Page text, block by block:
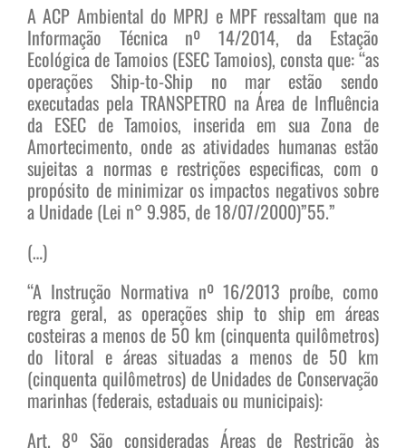
A ACP Ambiental do MPRJ e MPF ressaltam que na
Informação Técnica nº 14/2014, da Estação
Ecológica de Tamoios (ESEC Tamoios), consta que: “as
operações Ship-to-Ship no mar estão sendo
executadas pela TRANSPETRO na Área de Influência
da ESEC de Tamoios, inserida em sua Zona de
Amortecimento, onde as atividades humanas estão
sujeitas a normas e restrições especificas, com o
propósito de minimizar os impactos negativos sobre
a Unidade (Lei n° 9.985, de 18/07/2000)”55.”
(…)
“A Instrução Normativa nº 16/2013 proíbe, como
regra geral, as operações ship to ship em áreas
costeiras a menos de 50 km (cinquenta quilômetros)
do litoral e áreas situadas a menos de 50 km
(cinquenta quilômetros) de Unidades de Conservação
marinhas (federais, estaduais ou municipais):
Art. 8º São consideradas Áreas de Restrição às